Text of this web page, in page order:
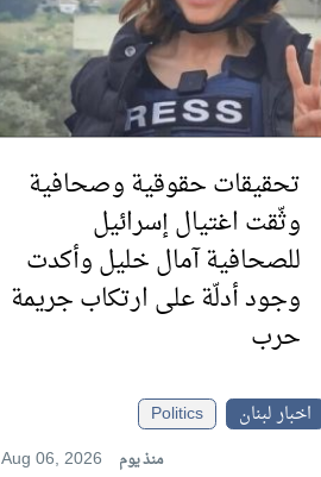
تحقيقات حقوقية وصحافية
وثّقت اغتيال إسرائيل
للصحافية آمال خليل وأكدت
وجود أدلّة على ارتكاب جريمة
حرب
اخبار لبنان
Politics
Aug 06, 2026
منذ يوم